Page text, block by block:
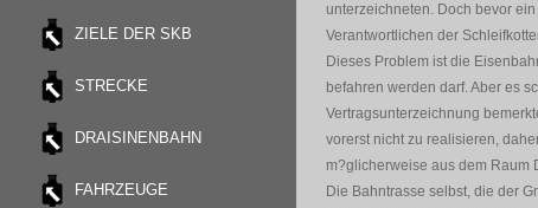
ZIELE DER SKB
STRECKE
DRAISINENBAHN
FAHRZEUGE
unterzeichneten. Doch bevor
Verantwortlichen der
Dieses Problem ist die
befahren werden darf. Aber es
Vertragsunterzeichnung
vorerst nicht zu realisieren,
m?glicherweise aus dem Raum
Die Bahntrasse selbst, die der